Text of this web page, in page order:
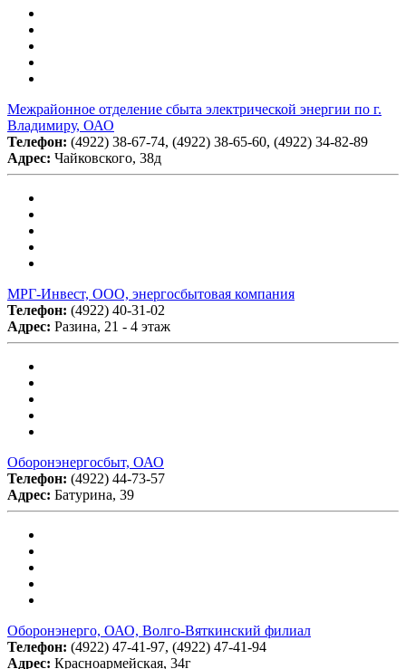
Межрайонное отделение сбыта электрической энергии по г.
Владимиру, ОАО
Телефон: (4922) 38-67-74, (4922) 38-65-60, (4922) 34-82-89
Адрес: Чайковского, 38д
МРГ-Инвест, ООО, энергосбытовая компания
Телефон: (4922) 40-31-02
Адрес: Разина, 21 - 4 этаж
Оборонэнергосбыт, ОАО
Телефон: (4922) 44-73-57
Адрес: Батурина, 39
Оборонэнерго, ОАО, Волго-Вяткинский филиал
Телефон: (4922) 47-41-97, (4922) 47-41-94
Адрес: Красноармейская, 34г